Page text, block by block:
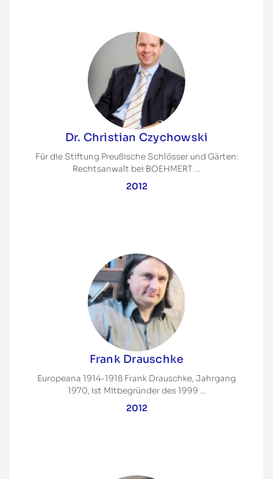
Dr. Christian Czychowski
Für die Stiftung Preußische Schlösser und Gärten:
Rechtsanwalt bei BOEHMERT …
2012
Frank Drauschke
Europeana 1914-1918 Frank Drauschke, Jahrgang
1970, ist Mitbegründer des 1999 …
2012